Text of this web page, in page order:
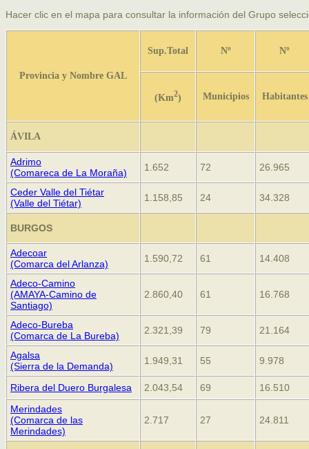
Hacer clic en el mapa para consultar la información del Grupo
Provincia y Nombre GAL
Sup.Total Nº Nº
(Km2) Municipios Habitantes
ÁVILA
Adrimo
(Comareca de La Moraña)
1.652 72 26.965
Ceder Valle del Tiétar
(Valle del Tiétar)
1.158,85 24 34.328
BURGOS
Adecoar
(Comarca del Arlanza)
1.590,72 61 14.408
Adeco-Camino
(AMAYA-Camino de
Santiago)
2.860,40 61 16.768
Adeco-Bureba
(Comarca de La Bureba)
2.321,39 79 21.164
Agalsa
(Sierra de la Demanda)
1.949,31 55 9.978
Ribera del Duero Burgalesa 2.043,54 69
16.510
Merindades
(Comarca de las
Merindades)
2.717 27 24.811